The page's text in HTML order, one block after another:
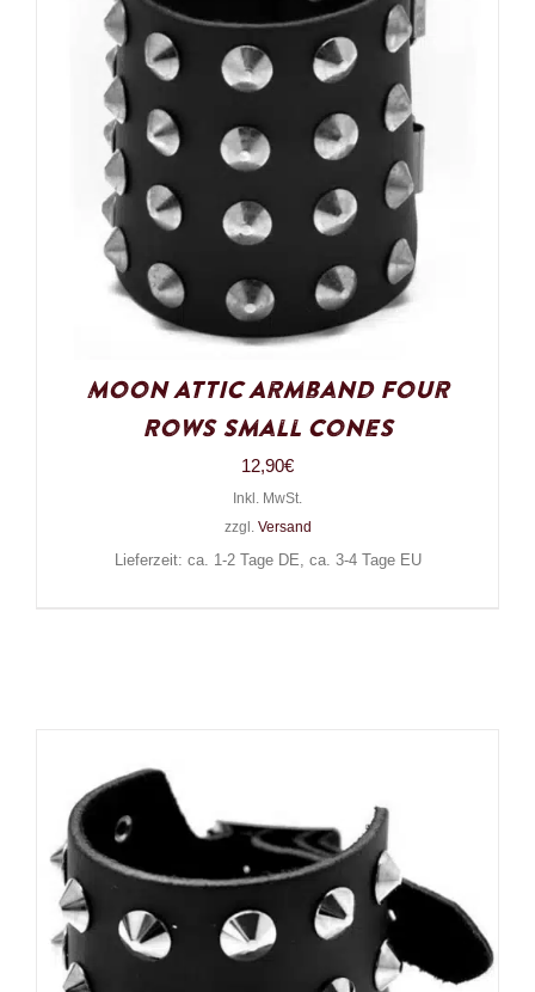
Moon Attic Armband Four
Rows Small Cones
12,90€
Inkl. MwSt.
zzgl. Versand
Lieferzeit: ca. 1-2 Tage DE, ca. 3-4 Tage EU